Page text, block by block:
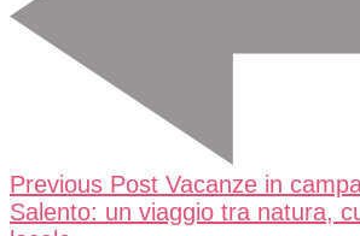
Previous Post Vacanze in
Salento: un viaggio tra natura,